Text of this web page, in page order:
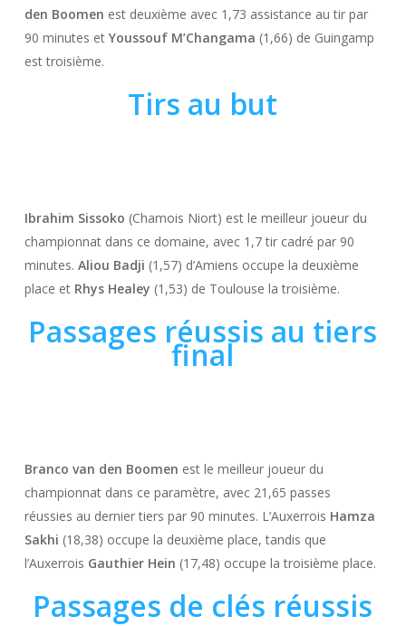
den Boomen est deuxième avec 1,73 assistance au tir par
90 minutes et Youssouf M’Changama (1,66) de Guingamp
est troisième.
Tirs au but
Ibrahim Sissoko (Chamois Niort) est le meilleur joueur du
championnat dans ce domaine, avec 1,7 tir cadré par 90
minutes. Aliou Badji (1,57) d’Amiens occupe la deuxième
place et Rhys Healey (1,53) de Toulouse la troisième.
Passages réussis au tiers
final
Branco van den Boomen est le meilleur joueur du
championnat dans ce paramètre, avec 21,65 passes
réussies au dernier tiers par 90 minutes. L’Auxerrois Hamza
Sakhi (18,38) occupe la deuxième place, tandis que
l’Auxerrois Gauthier Hein (17,48) occupe la troisième place.
Passages de clés réussis